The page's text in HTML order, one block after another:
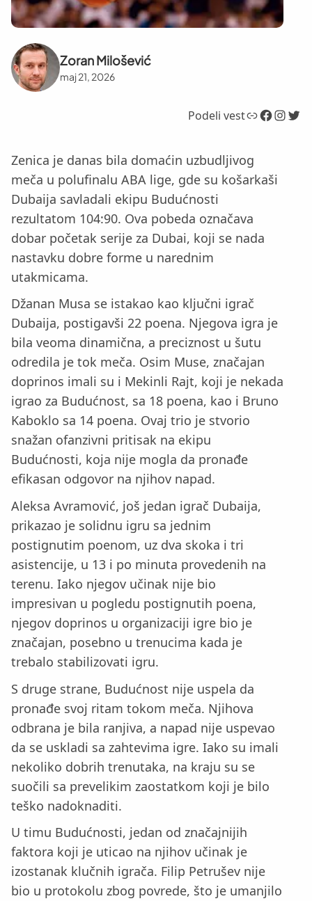
Zoran Milošević
maj 21, 2026
Podeli vestLink Facebook InstagramTwitter
Zenica je danas bila domaćin uzbudljivog
meča u polufinalu ABA lige, gde su košarkaši
Dubaija savladali ekipu Budućnosti
rezultatom 104:90. Ova pobeda označava
dobar početak serije za Dubai, koji se nada
nastavku dobre forme u narednim
utakmicama.
Džanan Musa se istakao kao ključni igrač
Dubaija, postigavši 22 poena. Njegova igra je
bila veoma dinamična, a preciznost u šutu
odredila je tok meča. Osim Muse, značajan
doprinos imali su i Mekinli Rajt, koji je nekada
igrao za Budućnost, sa 18 poena, kao i Bruno
Kaboklo sa 14 poena. Ovaj trio je stvorio
snažan ofanzivni pritisak na ekipu
Budućnosti, koja nije mogla da pronađe
efikasan odgovor na njihov napad.
Aleksa Avramović, još jedan igrač Dubaija,
prikazao je solidnu igru sa jednim
postignutim poenom, uz dva skoka i tri
asistencije, u 13 i po minuta provedenih na
terenu. Iako njegov učinak nije bio
impresivan u pogledu postignutih poena,
njegov doprinos u organizaciji igre bio je
značajan, posebno u trenucima kada je
trebalo stabilizovati igru.
S druge strane, Budućnost nije uspela da
pronađe svoj ritam tokom meča. Njihova
odbrana je bila ranjiva, a napad nije uspevao
da se uskladi sa zahtevima igre. Iako su imali
nekoliko dobrih trenutaka, na kraju su se
suočili sa prevelikim zaostatkom koji je bilo
teško nadoknaditi.
U timu Budućnosti, jedan od značajnijih
faktora koji je uticao na njihov učinak je
izostanak klučnih igrača. Filip Petrušev nije
bio u protokolu zbog povrede, što je umanjilo